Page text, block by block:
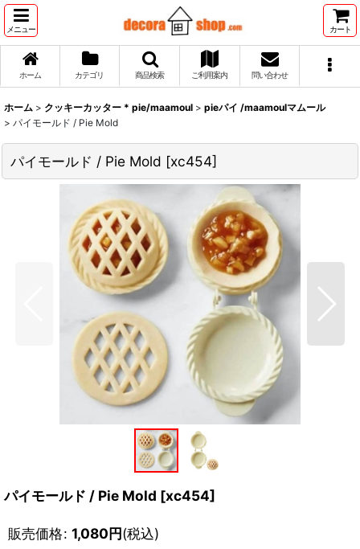
メニュー カート
ホーム カテゴリ 商品検索 ご利用案内 問い合わせ
ホーム > クッキーカッター * pie/maamoul > pieパイ /maamoulマムール
> パイモールド / Pie Mold
パイモールド / Pie Mold [xc454]
パイモールド / Pie Mold [xc454]
販売価格: 1,080円(税込)